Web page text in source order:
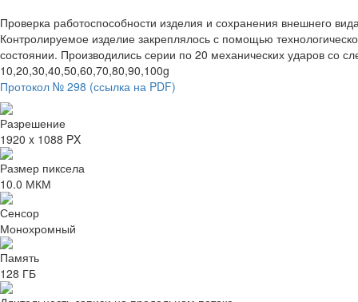
Проверка работоспособности изделия и сохранения внешнего
Контролируемое изделие закреплялось с помощью
состоянии. Производились серии по 20 механических ударов со
10,20,30,40,50,60,70,80,90,100g
Протокол № 298 (ссылка на PDF)
Разрешение
1920 x 1088 PX
Размер пиксела
10.0 МКМ
Сенсор
Монохромный
Память
128 ГБ